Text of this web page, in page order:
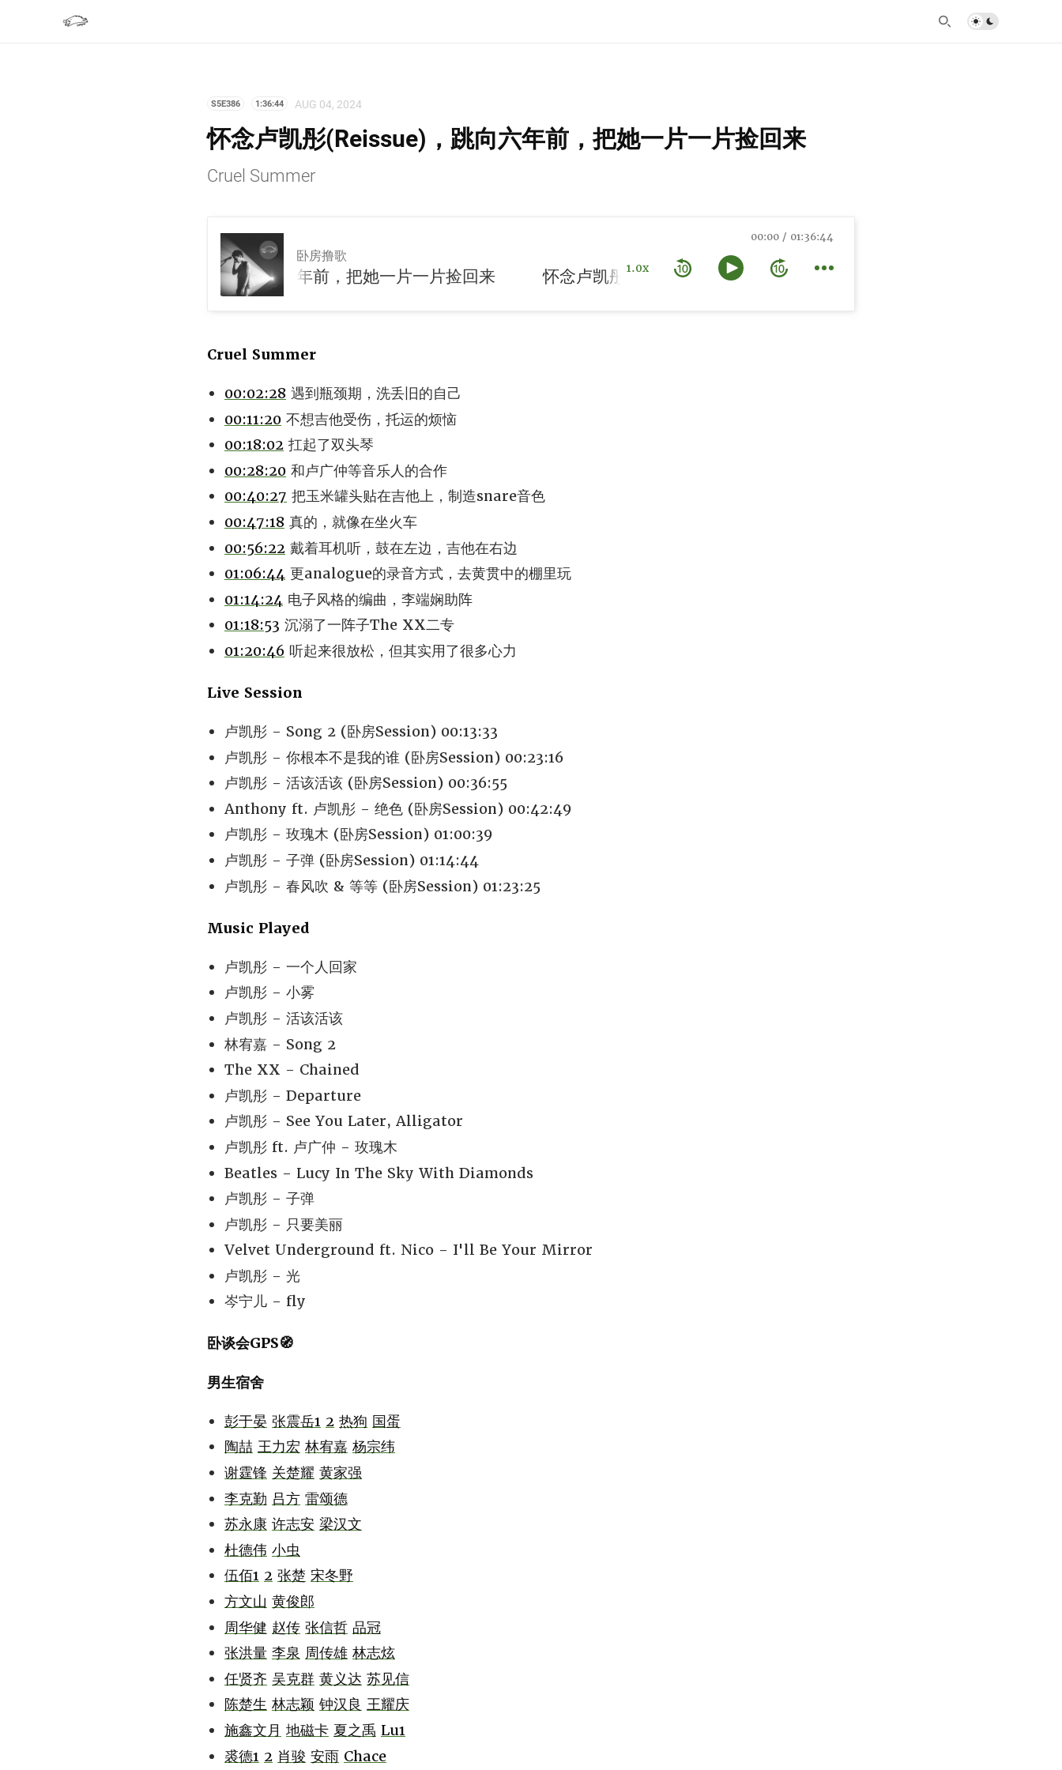
S5E386 1:36:44 AUG 04, 2024
怀念卢凯彤(Reissue)，跳向六年前，把她一片一片捡回来
Cruel Summer
卧房撸歌
怀念卢凯彤(Reissue)，跳向六年前，把她一片一片捡回来 1.0x
00:00 01:36:44
Cruel Summer
00:02:28 遇到瓶颈期，洗丢旧的自己
00:11:20 不想吉他受伤，托运的烦恼
00:18:02 扛起了双头琴
00:28:20 和卢广仲等音乐人的合作
00:40:27 把玉米罐头贴在吉他上，制造snare音色
00:47:18 真的，就像在坐火车
00:56:22 戴着耳机听，鼓在左边，吉他在右边
01:06:44 更analogue的录音方式，去黄贯中的棚里玩
01:14:24 电子风格的编曲，李端娴助阵
01:18:53 沉溺了一阵子The XX二专
01:20:46 听起来很放松，但其实用了很多心力
Live Session
卢凯彤 - Song 2 (卧房Session) 00:13:33
卢凯彤 - 你根本不是我的谁 (卧房Session) 00:23:16
卢凯彤 - 活该活该 (卧房Session) 00:36:55
Anthony ft. 卢凯彤 - 绝色 (卧房Session) 00:42:49
卢凯彤 - 玫瑰木 (卧房Session) 01:00:39
卢凯彤 - 子弹 (卧房Session) 01:14:44
卢凯彤 - 春风吹 & 等等 (卧房Session) 01:23:25
Music Played
卢凯彤 - 一个人回家
卢凯彤 - 小雾
卢凯彤 - 活该活该
林宥嘉 - Song 2
The XX - Chained
卢凯彤 - Departure
卢凯彤 - See You Later, Alligator
卢凯彤 ft. 卢广仲 - 玫瑰木
Beatles - Lucy In The Sky With Diamonds
卢凯彤 - 子弹
卢凯彤 - 只要美丽
Velvet Underground ft. Nico - I'll Be Your Mirror
卢凯彤 - 光
岑宁儿 - fly
卧谈会GPS🧭
男生宿舍
彭于晏 张震岳1 2 热狗 国蛋
陶喆 王力宏 林宥嘉 杨宗纬
谢霆锋 关楚耀 黄家强
李克勤 吕方 雷颂德
苏永康 许志安 梁汉文
杜德伟 小虫
伍佰1 2 张楚 宋冬野
方文山 黄俊郎
周华健 赵传 张信哲 品冠
张洪量 李泉 周传雄 林志炫
任贤齐 吴克群 黄义达 苏见信
陈楚生 林志颖 钟汉良 王耀庆
施鑫文月 地磁卡 夏之禹 Lu1
裘德1 2 肖骏 安雨 Chace